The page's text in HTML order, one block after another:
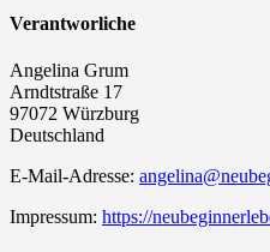
Verantworliche
Angelina Grum
Arndtstraße 17
97072 Würzburg
Deutschland
E-Mail-Adresse:
Impressum: https://